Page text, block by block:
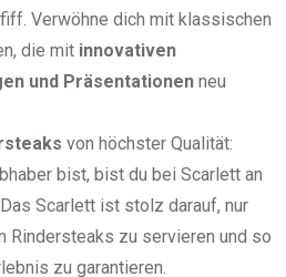
Verwöhne dich mit klassischen
die mit innovativen
und Präsentationen neu
von höchster Qualität:
bist, bist du bei Scarlett an
Scarlett ist stolz darauf, nur
Rindersteaks zu servieren und so
zu garantieren.